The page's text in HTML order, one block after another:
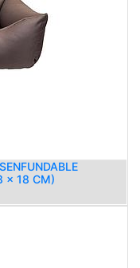
x 18 CM)